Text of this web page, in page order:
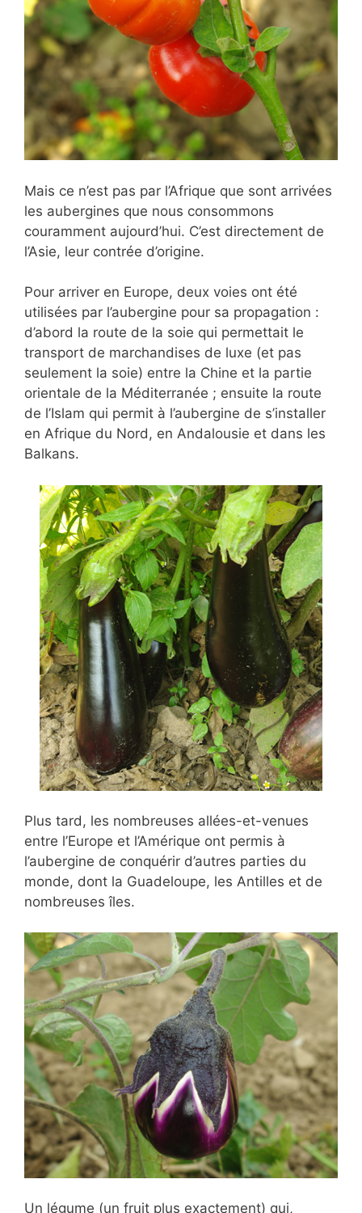
Mais ce n’est pas par l’Afrique que sont arrivées
les aubergines que nous consommons
couramment aujourd’hui. C’est directement de
l’Asie, leur contrée d’origine.
Pour arriver en Europe, deux voies ont été
utilisées par l’aubergine pour sa propagation :
d’abord la route de la soie qui permettait le
transport de marchandises de luxe (et pas
seulement la soie) entre la Chine et la partie
orientale de la Méditerranée ; ensuite la route
de l’Islam qui permit à l’aubergine de s’installer
en Afrique du Nord, en Andalousie et dans les
Balkans.
Plus tard, les nombreuses allées-et-venues
entre l’Europe et l’Amérique ont permis à
l’aubergine de conquérir d’autres parties du
monde, dont la Guadeloupe, les Antilles et de
nombreuses îles.
Un légume (un fruit plus exactement) qui,